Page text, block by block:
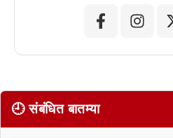
🕘 संबंधित बातम्या